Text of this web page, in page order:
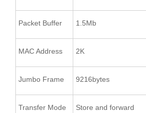
Packet Buffer 1.5Mb
MAC Address 2K
Jumbo Frame 9216bytes
Transfer Mode Store and forward